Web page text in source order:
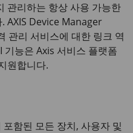
관리하는 항상 사용 가능한
AXIS Device Manager
관리 서비스에 대한 링크 역
기능은 Axis 서비스 플랫폼
원합니다.
함된 모든 장치, 사용자 및